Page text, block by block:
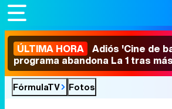
ÚLTIMA HORA Adiós 'Cine de
programa abandona La 1 tras
FórmulaTV Fotos